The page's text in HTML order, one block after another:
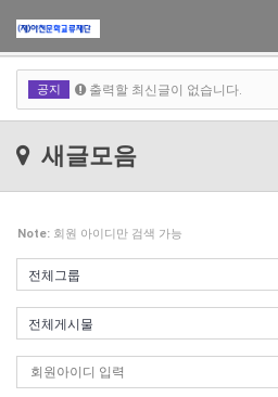
공지
출력할 최신글이 없습니다.
출력할 최신글이 없습니다.
출력할 최신글이 없습니다.
새글모음
Note: 회원 아이디만 검색 가능